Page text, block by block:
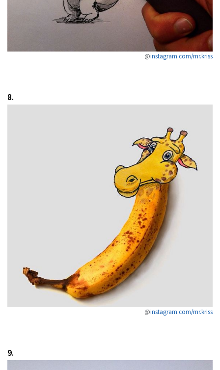
@instagram.com/mr.kriss
8.
@instagram.com/mr.kriss
9.